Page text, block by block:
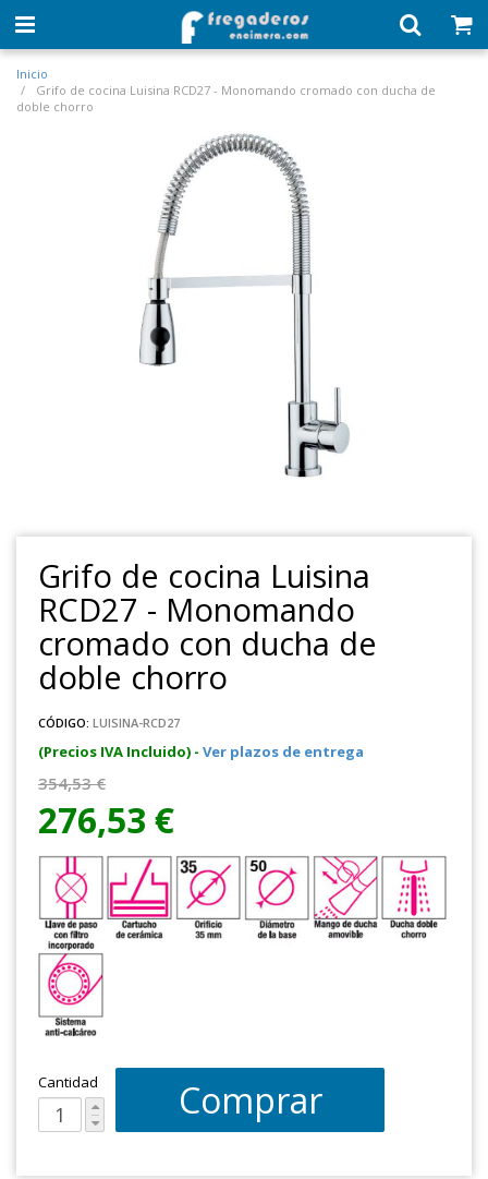
Inicio
Grifo de cocina Luisina RCD27 - Monomando cromado con ducha de
doble chorro
Grifo de cocina Luisina
RCD27 - Monomando
cromado con ducha de
doble chorro
CÓDIGO: LUISINA-RCD27
(Precios IVA Incluido) - Ver plazos de entrega
354,53 €
276,53 €
Cantidad Comprar